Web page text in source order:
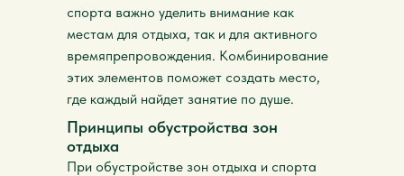
спорта важно уделить внимание как
местам для отдыха, так и для активного
времяпрепровождения. Комбинирование
этих элементов поможет создать место,
где каждый найдет занятие по душе.
Принципы обустройства зон
отдыха
При обустройстве зон отдыха и спорта